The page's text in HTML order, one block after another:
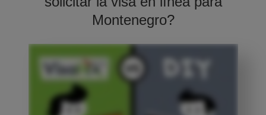
Montenegro?